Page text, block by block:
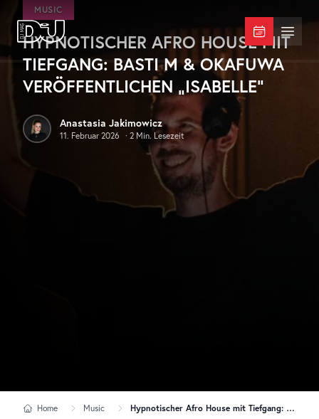
Zum Hauptinhalt springen
DJ Mag Germany Menü
MUSIC
HYPNOTISCHER AFRO HOUSE MIT
TIEFGANG: BASTI M & OKAFUWA
VERÖFFENTLICHEN „ISABELLE“
Anastasia Jakimowicz
11. Februar 2026 · 2 Min. Lesezeit
Home Music Hypnotischer Afro House mit Tiefgang: Basti M & okafuwa veröffentlichen „ISABELLE“